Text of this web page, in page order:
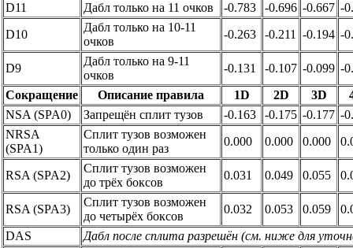
D11
Дабл только на 11 очков -0.783 -0.696 -0.667 -
D10
Дабл только на 10-11
очков
-0.263 -0.211 -0.194 -
D9
Дабл только на 9-11
очков
-0.131 -0.107 -0.099 -
Сокращение
Описание правила 1D 2D 3D
NSA (SPA0)
Запрещён сплит тузов -0.163 -0.175 -0.177 -
NRSA
(SPA1)
Сплит тузов возможен
только один раз
0.000 0.000 0.000
RSA (SPA2)
Сплит тузов возможен
до трёх боксов
0.031 0.049 0.055
RSA (SPA3)
Сплит тузов возможен
до четырёх боксов
0.032 0.053 0.059
DAS
Дабл после сплита разрешён (см. ниже для